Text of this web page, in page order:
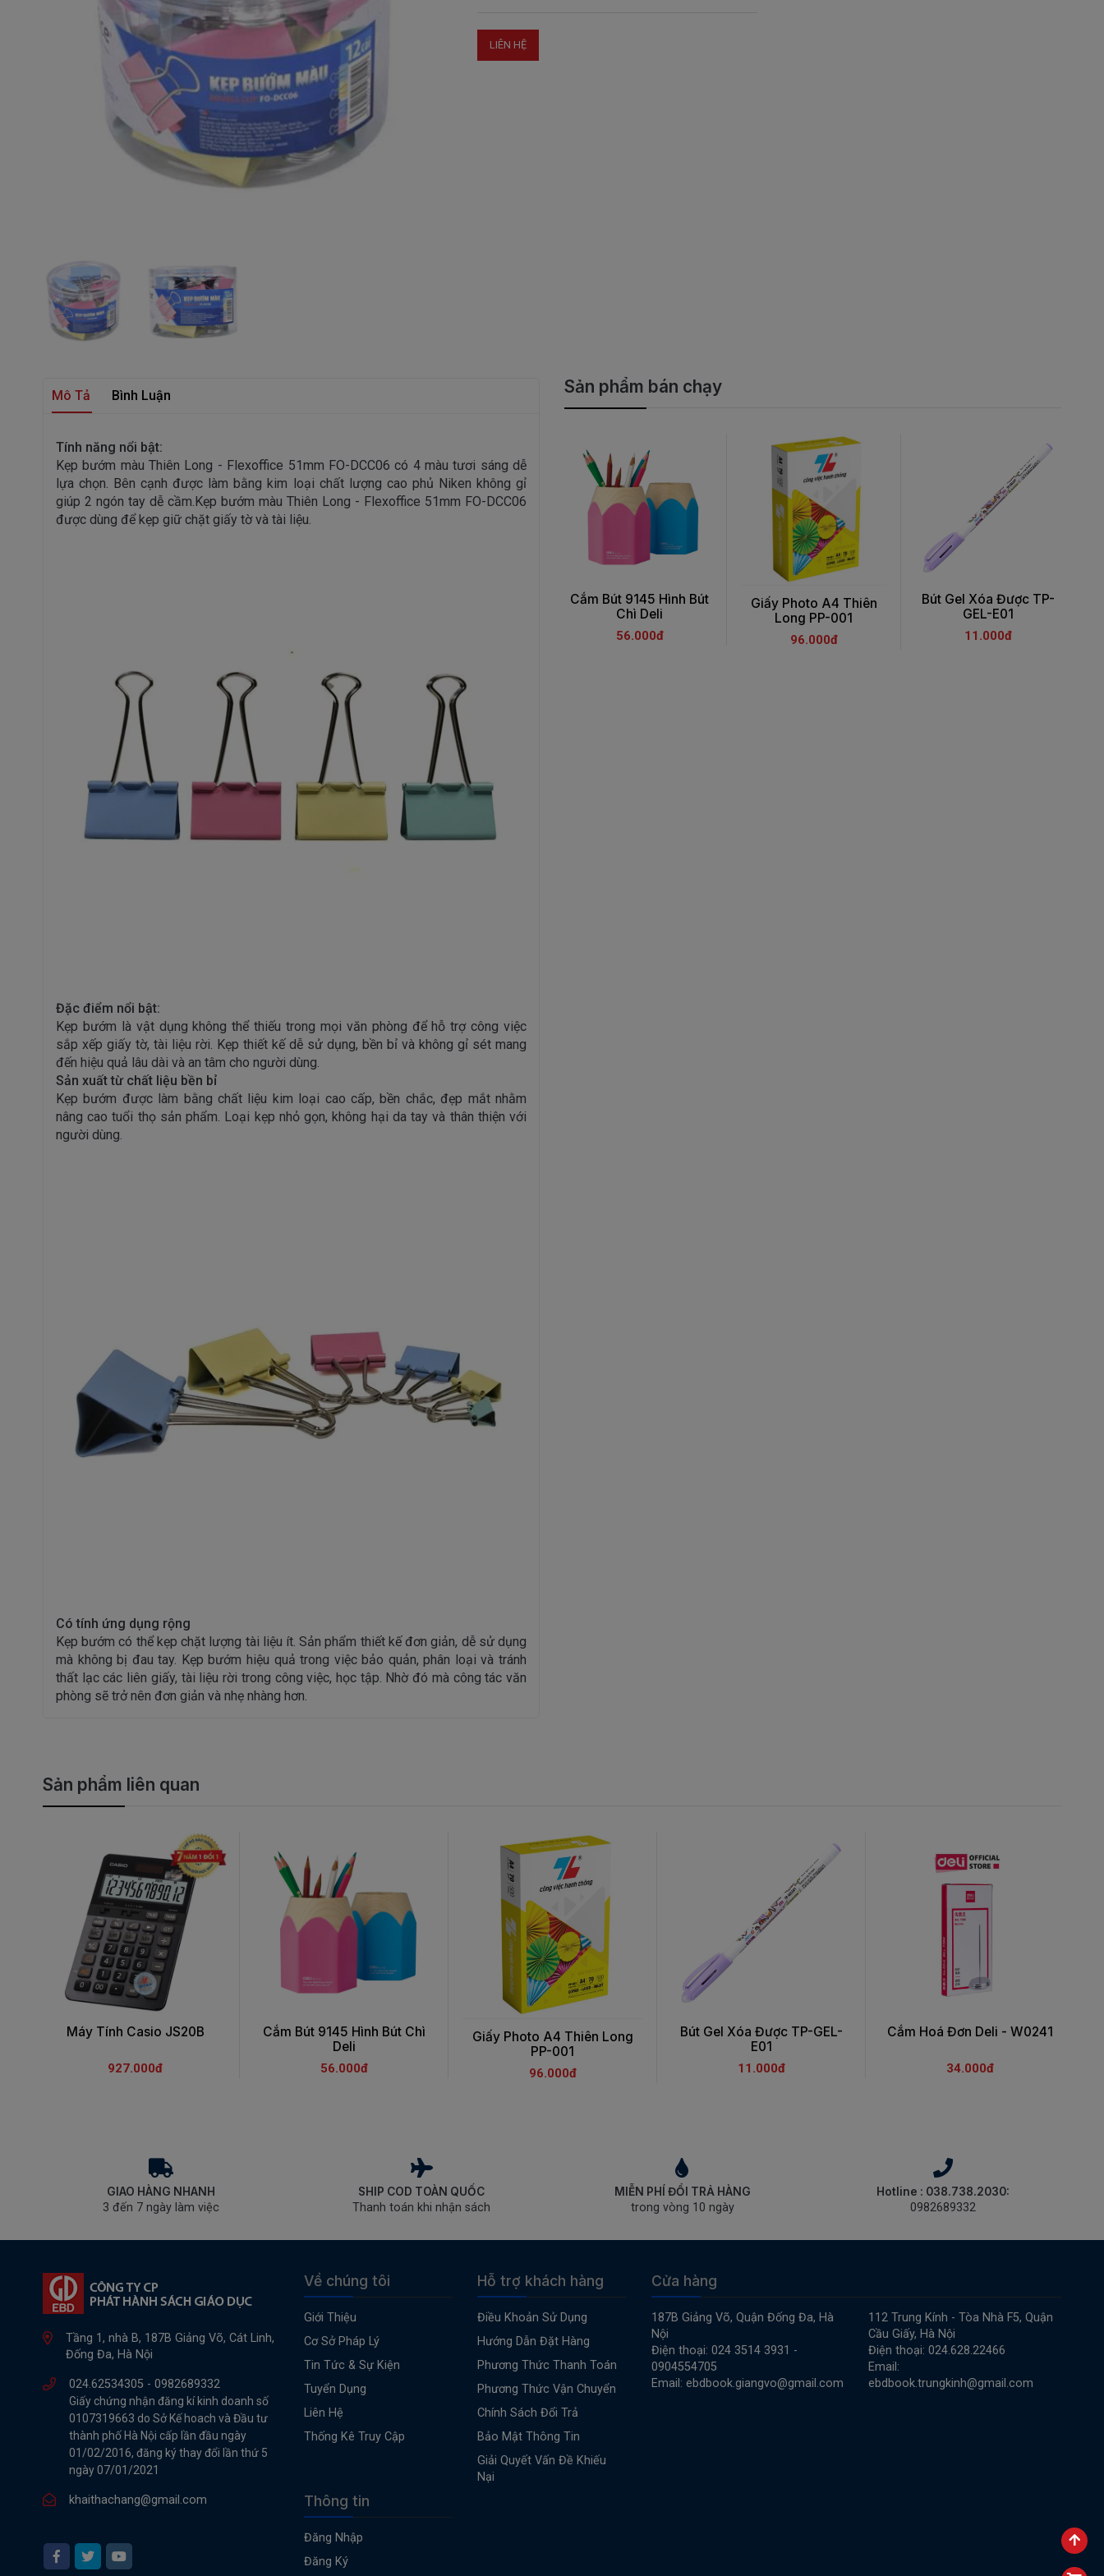
LIÊN HỆ
Mô Tả Bình Luận
Tính năng nổi bật:
Kẹp bướm màu Thiên Long - Flexoffice 51mm FO-DCC06 có 4 màu tươi sáng dễ
lựa chọn. Bên cạnh được làm bằng kim loại chất lượng cao phủ Niken không gỉ
giúp 2 ngón tay dễ cầm.Kẹp bướm màu Thiên Long - Flexoffice 51mm FO-DCC06
được dùng để kẹp giữ chặt giấy tờ và tài liệu.
Đặc điểm nổi bật:
Kẹp bướm là vật dụng không thể thiếu trong mọi văn phòng để hỗ trợ công việc
sắp xếp giấy tờ, tài liệu rời. Kẹp thiết kế dễ sử dụng, bền bỉ và không gỉ sét mang
đến hiệu quả lâu dài và an tâm cho người dùng.
Sản xuất từ chất liệu bền bỉ
Kẹp bướm được làm bằng chất liệu kim loại cao cấp, bền chắc, đẹp mắt nhằm
nâng cao tuổi thọ sản phẩm. Loại kẹp nhỏ gọn, không hại da tay và thân thiện với
người dùng.
Có tính ứng dụng rộng
Kẹp bướm có thể kẹp chặt lượng tài liệu ít. Sản phẩm thiết kế đơn giản, dễ sử dụng
mà không bị đau tay. Kẹp bướm hiệu quả trong việc bảo quản, phân loại và tránh
thất lạc các liên giấy, tài liệu rời trong công việc, học tập. Nhờ đó mà công tác văn
phòng sẽ trở nên đơn giản và nhẹ nhàng hơn.
Sản phẩm bán chạy
Cắm Bút 9145 Hình Bút
Chì Deli
56.000đ
Giấy Photo A4 Thiên
Long PP-001
96.000đ
Bút Gel Xóa Được TP-
GEL-E01
11.000đ
Sản phẩm liên quan
Máy Tính Casio JS20B
927.000đ
Cắm Bút 9145 Hình Bút Chì
Deli
56.000đ
Giấy Photo A4 Thiên Long
PP-001
96.000đ
Bút Gel Xóa Được TP-GEL-
E01
11.000đ
Cắm Hoá Đơn Deli - W0241
34.000đ
GIAO HÀNG NHANH
3 đến 7 ngày làm việc
SHIP COD TOÀN QUỐC
Thanh toán khi nhận sách
MIỄN PHÍ ĐỔI TRẢ HÀNG
trong vòng 10 ngày
Hotline : 038.738.2030:
0982689332
Tầng 1, nhà B, 187B Giảng Võ, Cát Linh,
Đống Đa, Hà Nội
024.62534305 - 0982689332
Giấy chứng nhận đăng kí kinh doanh số
0107319663 do Sở Kế hoach và Đầu tư
thành phố Hà Nội cấp lần đầu ngày
01/02/2016, đăng ký thay đổi lần thứ 5
ngày 07/01/2021
khaithachang@gmail.com
Về chúng tôi
Giới Thiệu
Cơ Sở Pháp Lý
Tin Tức & Sự Kiện
Tuyển Dụng
Liên Hệ
Thống Kê Truy Cập
Hỗ trợ khách hàng
Điều Khoản Sử Dụng
Hướng Dẫn Đặt Hàng
Phương Thức Thanh Toán
Phương Thức Vận Chuyển
Chính Sách Đổi Trả
Bảo Mật Thông Tin
Giải Quyết Vấn Đề Khiếu
Nại
Thông tin
Đăng Nhập
Đăng Ký
Cửa hàng
187B Giảng Võ, Quận Đống Đa, Hà
Nội
Điện thoại: 024 3514 3931 -
0904554705
Email: ebdbook.giangvo@gmail.com
112 Trung Kính - Tòa Nhà F5, Quận
Cầu Giấy, Hà Nội
Điện thoại: 024.628.22466
Email:
ebdbook.trungkinh@gmail.com